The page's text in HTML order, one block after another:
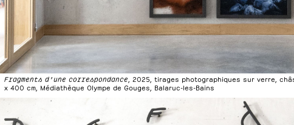
Fragments d’une correspondance , 2025, tirages photographiques sur verre,
x 400 cm, Médiathèque Olympe de Gouges, Balaruc-les-Bains